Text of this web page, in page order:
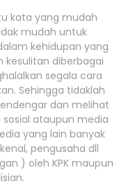
kata yang mudah
mudah untuk
kehidupan yang
kesulitan diberbagai
segala cara
Sehingga tidaklah
dan melihat
ataupun media
yang lain banyak
pengusaha dll
) oleh KPK maupun